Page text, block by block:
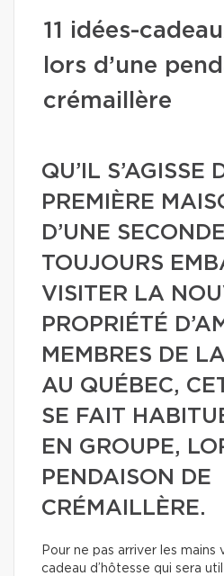
11 idées-
lors d’une
crémaillère
QU’IL S’AGISSE
PREMIÈRE
D’UNE
TOUJOURS
VISITER LA
PROPRIÉTÉ
MEMBRES DE
AU QUÉBEC,
SE FAIT
EN GROUPE,
PENDAISON DE
CRÉMAILLÈRE.
Pour ne pas arriver les mains
cadeau d’hôtesse qui sera